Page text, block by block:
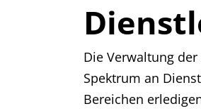
Die Verwaltung
Spektrum an
Bereichen